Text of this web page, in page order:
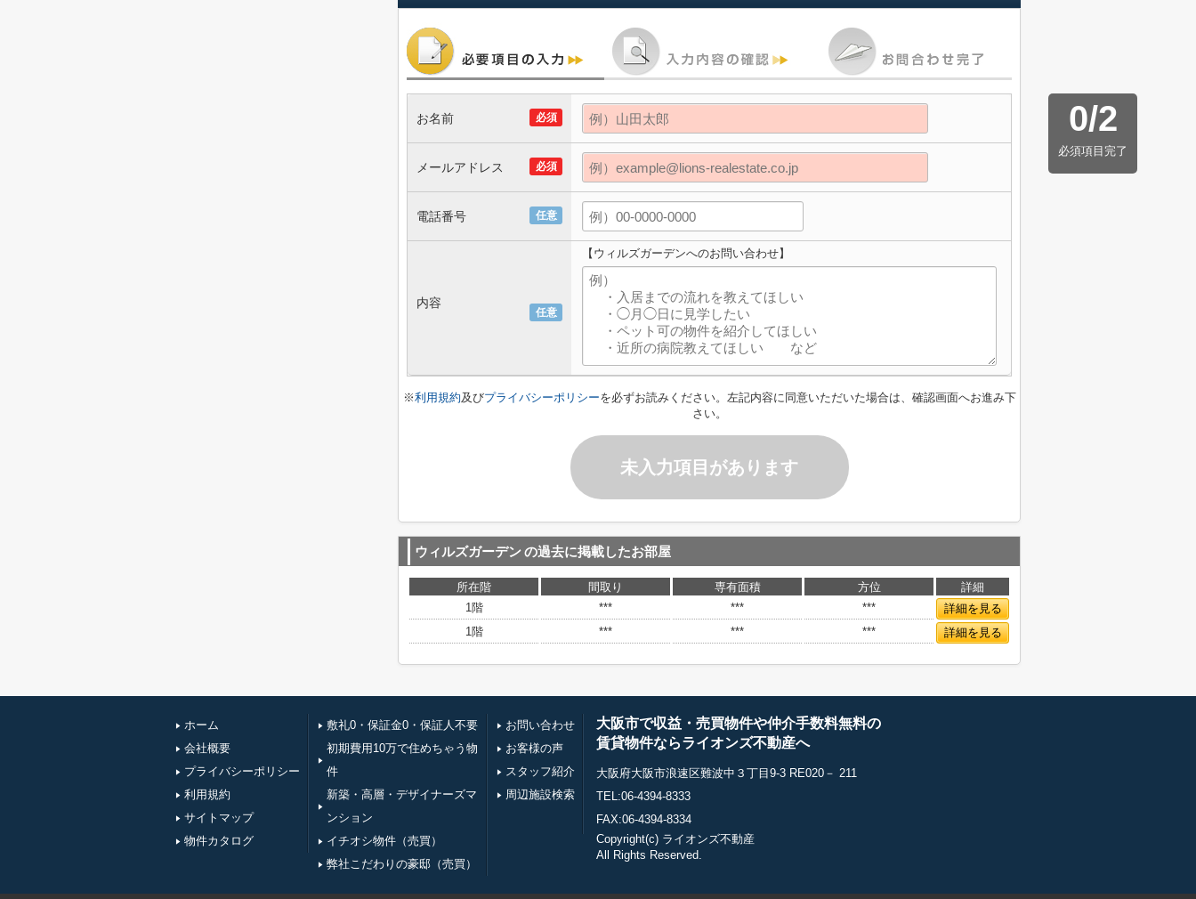
0/2
必須項目完了
必須
お名前
必須
メールアドレス
任意
電話番号
任意
内容
【ウィルズガーデンへのお問い合わせ】
※利用規約及びプライバシーポリシーを必ずお読みください。左記内容に同意いただいた場合は、確認画面へお進み下
さい。
未入力項目があります
ウィルズガーデンの過去に掲載したお部屋
所在階 間取り 専有面積 方位
詳細
1階
*** *** ***
詳細を見る
1階
*** *** *** 詳細を見る
ホーム
会社概要
プライバシーポリシー
利用規約
サイトマップ
物件カタログ
敷礼0・保証金0・保証人不要
初期費用10万で住めちゃう物
件
新築・高層・デザイナーズマ
ンション
イチオシ物件（売買）
弊社こだわりの豪邸（売買）
お問い合わせ
お客様の声
スタッフ紹介
周辺施設検索
大阪市で収益・売買物件や仲介手数料無料の
賃貸物件ならライオンズ不動産へ
大阪府大阪市浪速区難波中３丁目9-3 RE020－ 211
TEL:06-4394-8333
FAX:06-4394-8334
Copyright(c) ライオンズ不動産
All Rights Reserved.